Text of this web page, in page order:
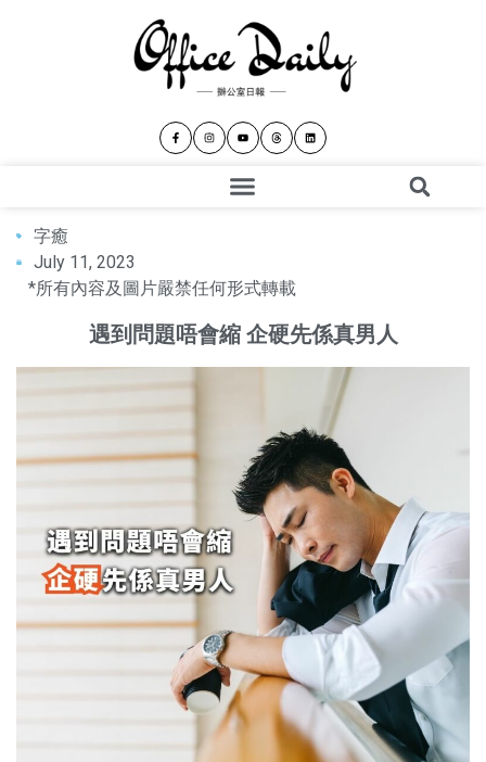
字癒
July 11, 2023
*所有內容及圖片嚴禁任何形式轉載
遇到問題唔會縮 企硬先係真男人